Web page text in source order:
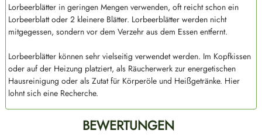
Lorbeerblätter in geringen Mengen verwenden, oft reicht schon ein
Lorbeerblatt oder 2 kleinere Blätter. Lorbeerblätter werden nicht
mitgegessen, sondern vor dem Verzehr aus dem Essen entfernt.
Lorbeerblätter können sehr vielseitig verwendet werden. Im Kopfkissen
oder auf der Heizung platziert, als Räucherwerk zur energetischen
Hausreinigung oder als Zutat für Körperöle und Heißgetränke. Hier
lohnt sich eine Recherche.
BEWERTUNGEN